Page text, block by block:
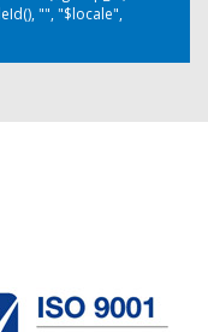
"", "$locale",